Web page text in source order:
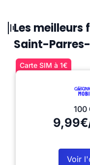
Les
Saint-
Carte SIM à 1€
100
Voir